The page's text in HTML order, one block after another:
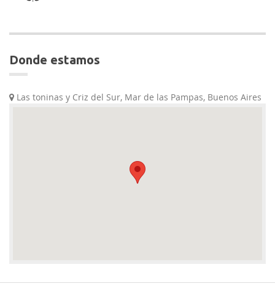
donde estamos
Las toninas y Criz del Sur, Mar de las Pampas, Buenos Aires